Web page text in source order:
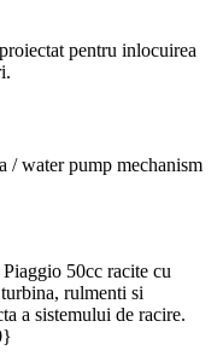
pentru inlocuirea
/ water pump mechanism
50cc racite cu
rulmenti si
a sistemului de racire.